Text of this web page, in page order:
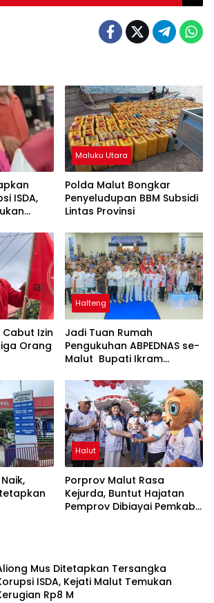
ISDA,
Maluku Utara
Polda Malut Bongkar
Penyeludupan BBM Subsidi
Lintas Provinsi
Cabut Izin
Orang
Halteng
Jadi Tuan Rumah
Pengukuhan ABPEDNAS se-
Malut Bupati Ikram
Kelola dan Pengawasan
Desa
Halut
Porprov Malut Rasa
Kejurda, Buntut Hajatan
Pemprov Dibiayai Pemkab
Mus Ditetapkan Tersangka
ISDA, Kejati Malut Temukan
Rp8 M